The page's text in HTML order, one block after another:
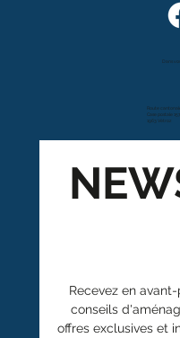
Route cantonale
Case postale 157
1963 Vétroz
Dans
Recevez en
conseils
offres exclusives et